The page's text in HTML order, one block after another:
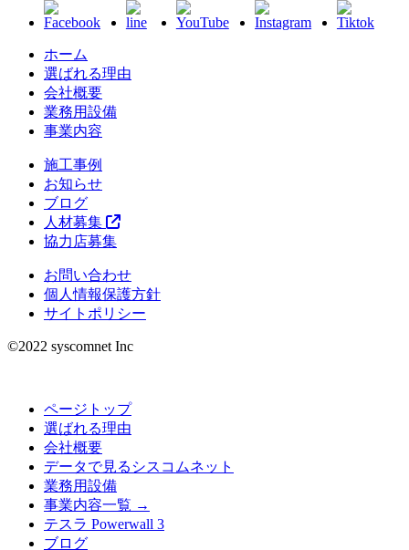
ホーム
選ばれる理由
会社概要
業務用設備
事業内容
施工事例
お知らせ
ブログ
人材募集
協力店募集
お問い合わせ
個人情報保護方針
サイトポリシー
©︎2022 syscomnet Inc
ページトップ
選ばれる理由
会社概要
データで見るシスコムネット
業務用設備
事業内容一覧 →
テスラ Powerwall 3
ブログ